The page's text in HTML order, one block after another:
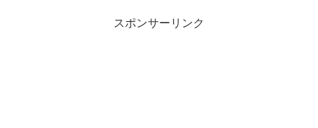
スポンサーリンク